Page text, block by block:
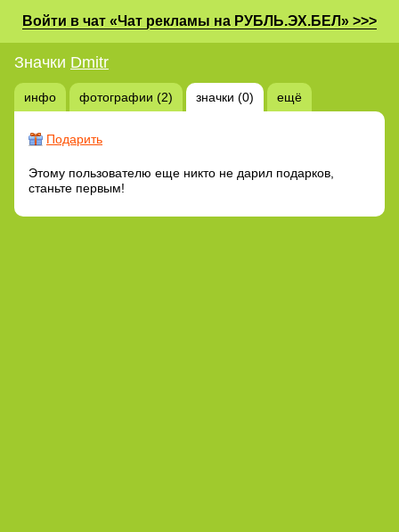
Войти в чат «Чат рекламы на РУБЛЬ.ЭХ.БЕЛ» >>>
Значки Dmitr
инфо фотографии (2) значки (0) ещё
Подарить
Этому пользователю еще никто не дарил подарков,
станьте первым!